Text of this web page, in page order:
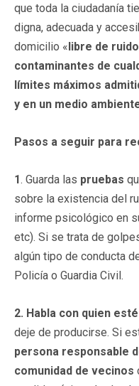
que toda la ciudadanía
digna, adecuada y
domicilio «libre de
contaminantes de
límites máximos
y en un medio
Pasos a seguir para
1. Guarda las pruebas
sobre la existencia del
informe psicológico en
etc). Si se trata de
algún tipo de conducta
Policía o Guardia Civil.
2. Habla con quien
deje de producirse. Si
persona responsable
comunidad de vecinos